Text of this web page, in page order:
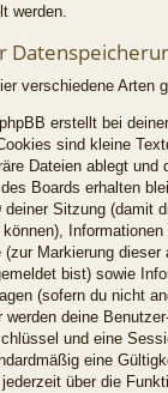
werden.
verschiedene Arten
erstellt bei
sind kleine
Dateien ablegt und
Boards erhalten
Sitzung (damit
(zur Markierung dieser
bist) sowie
(sofern du nicht
werden deine
und eine
eine
über die